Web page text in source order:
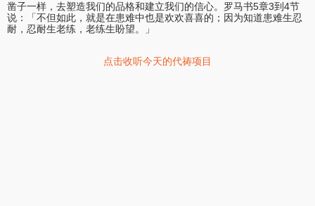
凿子一样，去塑造我们的品格和建立我们的信心。罗马书5章3到4节
说：「不但如此，就是在患难中也是欢欢喜喜的；因为知道患难生忍
耐，忍耐生老练，老练生盼望。」
点击收听今天的代祷项目